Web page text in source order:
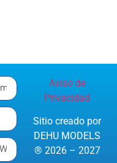
Aviso de
Privacidad
Sitio creado por
DEHU MODELS
® 2026 – 2027